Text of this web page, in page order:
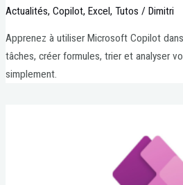
Actualités,Copilot,Excel,Tutos /Dimitri
Apprenez à utiliser Microsoft Copilot
tâches, créer formules, trier et analyser
simplement.